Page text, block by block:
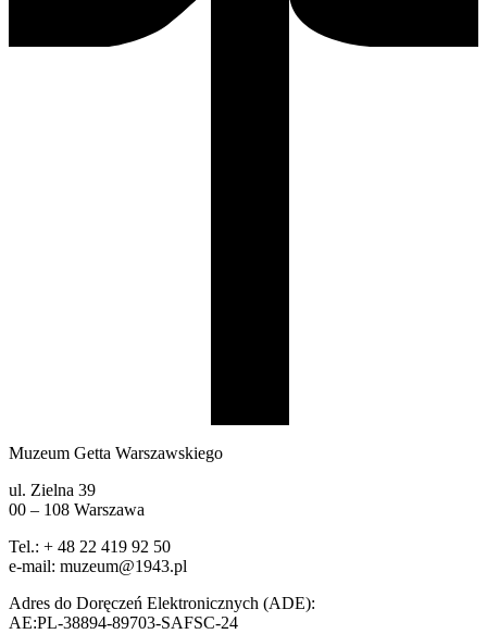
Muzeum Getta Warszawskiego
ul. Zielna 39
00 – 108 Warszawa
Tel.: + 48 22 419 92 50
e-mail: muzeum@1943.pl
Adres do Doręczeń Elektronicznych (ADE):
AE:PL-38894-89703-SAFSC-24